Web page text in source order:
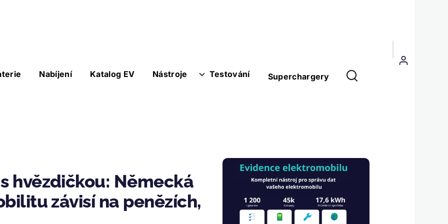
Nabíjení Katalog EV Nástroje Testování Superchargery
Menu
uživatelského
hvězdičkou: Německá
závisí na penězích,
Obrázek